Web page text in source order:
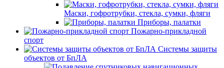
Маски, гофротрубки, стекла, сумки, фляги
Приборы, палатки
Пожарно-прикладной
спорт
Системы защиты
объектов от БпЛА